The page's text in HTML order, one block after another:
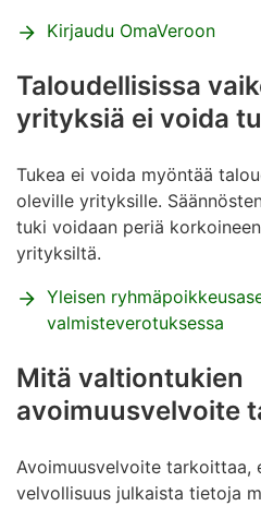
Kirjaudu OmaVeroon
Taloudellisissa
yrityksiä ei voida
Tukea ei voida myöntää
oleville yrityksille.
tuki voidaan periä
yrityksiltä.
Yleisen
valmisteverotuksessa
Mitä valtiontukien
avoimuusvelvoite
Avoimuusvelvoite tarkoittaa,
velvollisuus julkaista tietoja